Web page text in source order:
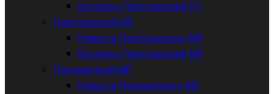
Контакты Партизанский ГО
Партизанский МР
Новости Партизанского МР
Контакты Партизанский МР
Пограничный МР
Новости Пограничного МР